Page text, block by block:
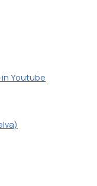
Youtube